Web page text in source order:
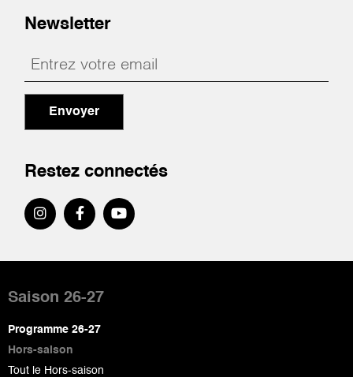
Newsletter
Envoyer
Restez connectés
de
page
Saison 26-27
Programme 26-27
Hors-saison
Tout le Hors-saison